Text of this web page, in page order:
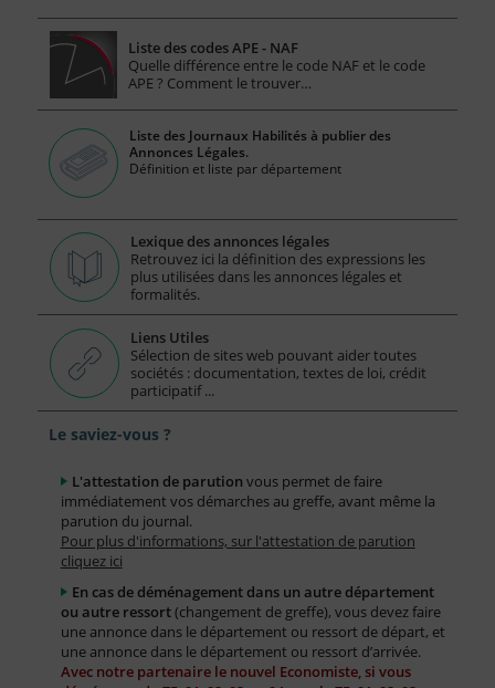
Liste des codes APE - NAF
Quelle différence entre le code NAF et le code
APE ? Comment le trouver…
Liste des Journaux Habilités à publier des
Annonces Légales.
Définition et liste par département
Lexique des annonces légales
Retrouvez ici la définition des expressions les
plus utilisées dans les annonces légales et
formalités.
Liens Utiles
Sélection de sites web pouvant aider toutes
sociétés : documentation, textes de loi, crédit
participatif ...
Le saviez-vous ?
L'attestation de parution vous permet de faire
immédiatement vos démarches au greffe, avant même la
parution du journal.
Pour plus d'informations, sur l'attestation de parution
cliquez ici
En cas de déménagement dans un autre département
ou autre ressort(changement de greffe), vous devez faire
une annonce dans le département ou ressort de départ, et
une annonce dans le département ou ressort d’arrivée.
Avec notre partenaire le nouvel Economiste, si vous